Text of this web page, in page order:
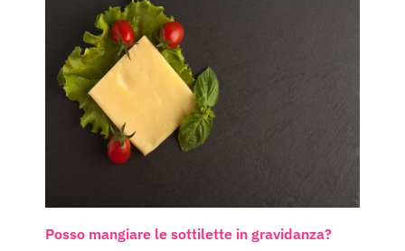
Posso mangiare le sottilette in gravidanza?